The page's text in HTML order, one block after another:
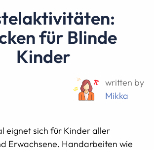
für Blinde
Kinder
written by
Mikka
eignet sich für Kinder aller
Erwachsene. Handarbeiten wie